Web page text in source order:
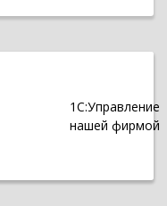
1С:Управление
нашей фирмой